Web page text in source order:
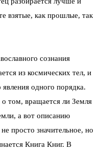
взятые, как прошлые, так
сознания
из космических тел, и
одного порядка.
том, вращается ли Земля
а вот описанию
просто значительное, но
Книга Книг. В